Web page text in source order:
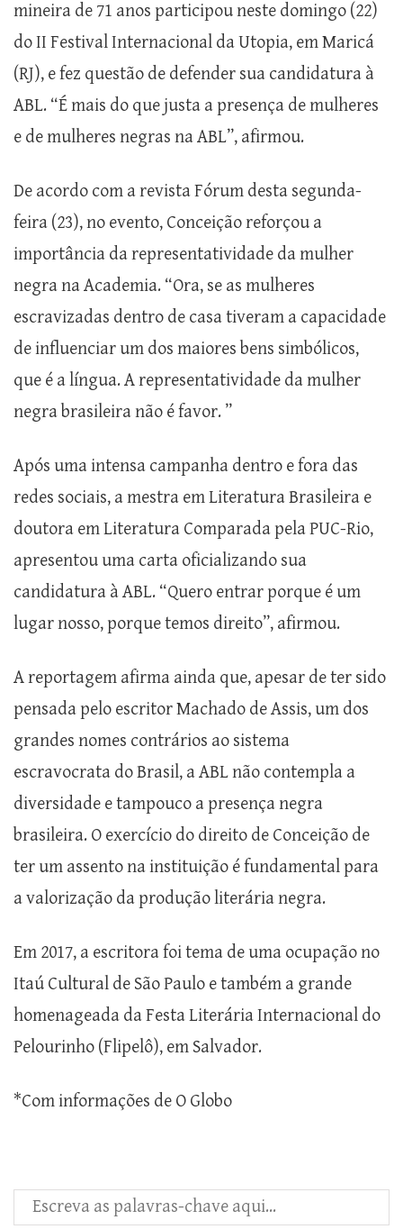
mineira de 71 anos participou neste domingo (22)
do II Festival Internacional da Utopia, em Maricá
(RJ), e fez questão de defender sua candidatura à
ABL. “É mais do que justa a presença de mulheres
e de mulheres negras na ABL”, afirmou.
De acordo com a revista Fórum desta segunda-
feira (23), no evento, Conceição reforçou a
importância da representatividade da mulher
negra na Academia. “Ora, se as mulheres
escravizadas dentro de casa tiveram a capacidade
de influenciar um dos maiores bens simbólicos,
que é a língua. A representatividade da mulher
negra brasileira não é favor. ”
Após uma intensa campanha dentro e fora das
redes sociais, a mestra em Literatura Brasileira e
doutora em Literatura Comparada pela PUC-Rio,
apresentou uma carta oficializando sua
candidatura à ABL. “Quero entrar porque é um
lugar nosso, porque temos direito”, afirmou.
A reportagem afirma ainda que, apesar de ter sido
pensada pelo escritor Machado de Assis, um dos
grandes nomes contrários ao sistema
escravocrata do Brasil, a ABL não contempla a
diversidade e tampouco a presença negra
brasileira. O exercício do direito de Conceição de
ter um assento na instituição é fundamental para
a valorização da produção literária negra.
Em 2017, a escritora foi tema de uma ocupação no
Itaú Cultural de São Paulo e também a grande
homenageada da Festa Literária Internacional do
Pelourinho (Flipelô), em Salvador.
*Com informações de O Globo